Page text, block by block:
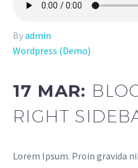
Byadmin
Wordpress (Demo)
17 MAR:
RIGHT
Lorem Ipsum. Proin gravida